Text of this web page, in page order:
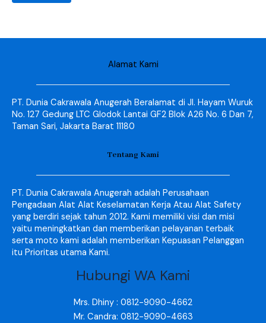
Alamat Kami
PT. Dunia Cakrawala Anugerah Beralamat di Jl. Hayam Wuruk
No. 127 Gedung LTC Glodok Lantai GF2 Blok A26 No. 6 Dan 7,
Taman Sari, Jakarta Barat 11180
Tentang Kami
PT. Dunia Cakrawala Anugerah adalah Perusahaan
Pengadaan Alat Alat Keselamatan Kerja Atau Alat Safety
yang berdiri sejak tahun 2012. Kami memiliki visi dan misi
yaitu meningkatkan dan memberikan pelayanan terbaik
serta moto kami adalah memberikan Kepuasan Pelanggan
itu Prioritas utama Kami.
Hubungi WA Kami
Mrs. Dhiny : 0812-9090-4662
Mr. Candra: 0812-9090-4663